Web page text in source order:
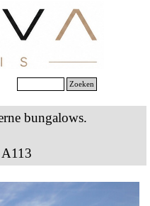
Zoeken
bungalows.